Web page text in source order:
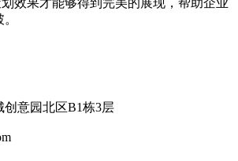
效果才能够得到完美的展现，帮助企业
意园北区B1栋3层